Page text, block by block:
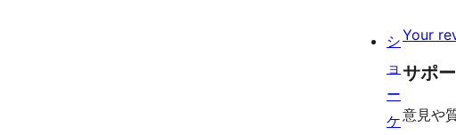
ー
ュ
ー
ビ
ュ
レ
ビ
ー
星
レ
ュ
Your
サポ
意見や
シ
ョ
ー
ケ